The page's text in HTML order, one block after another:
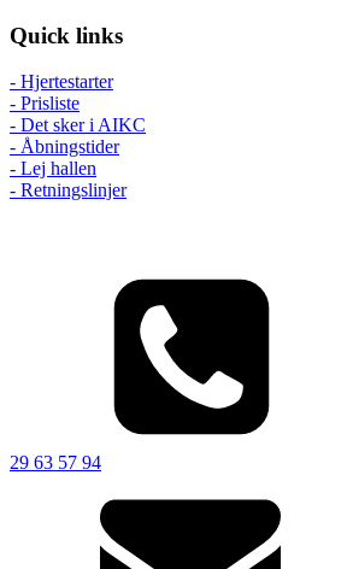
Quick links
- Hjertestarter
- Prisliste
- Det sker i AIKC
- Åbningstider
- Lej hallen
- Retningslinjer
29 63 57 94